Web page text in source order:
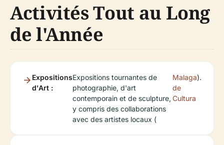
Activités Tout au Long
de l'Année
Expositions
d'Art :
Expositions tournantes de
photographie, d'art
contemporain et de sculpture,
y compris des collaborations
avec des artistes locaux (
Malaga
de
Cultura
).